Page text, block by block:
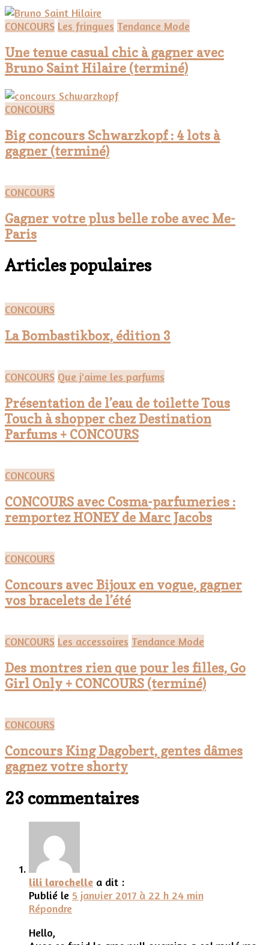
CONCOURS Les fringues Tendance Mode
Une tenue casual chic à gagner avec
Bruno Saint Hilaire (terminé)
CONCOURS
Big concours Schwarzkopf : 4 lots à
gagner (terminé)
CONCOURS
Gagner votre plus belle robe avec Me-
Paris
Articles populaires
CONCOURS
La Bombastikbox, édition 3
CONCOURS Que j'aime les parfums
Présentation de l’eau de toilette Tous
Touch à shopper chez Destination
Parfums + CONCOURS
CONCOURS
CONCOURS avec Cosma-parfumeries :
remportez HONEY de Marc Jacobs
CONCOURS
Concours avec Bijoux en vogue, gagner
vos bracelets de l’été
CONCOURS Les accessoires Tendance Mode
Des montres rien que pour les filles, Go
Girl Only + CONCOURS (terminé)
CONCOURS
Concours King Dagobert, gentes dâmes
gagnez votre shorty
23 commentaires
lili larochelle a dit :
Publié le 5 janvier 2017 à 22 h 24 min
Répondre
Hello,